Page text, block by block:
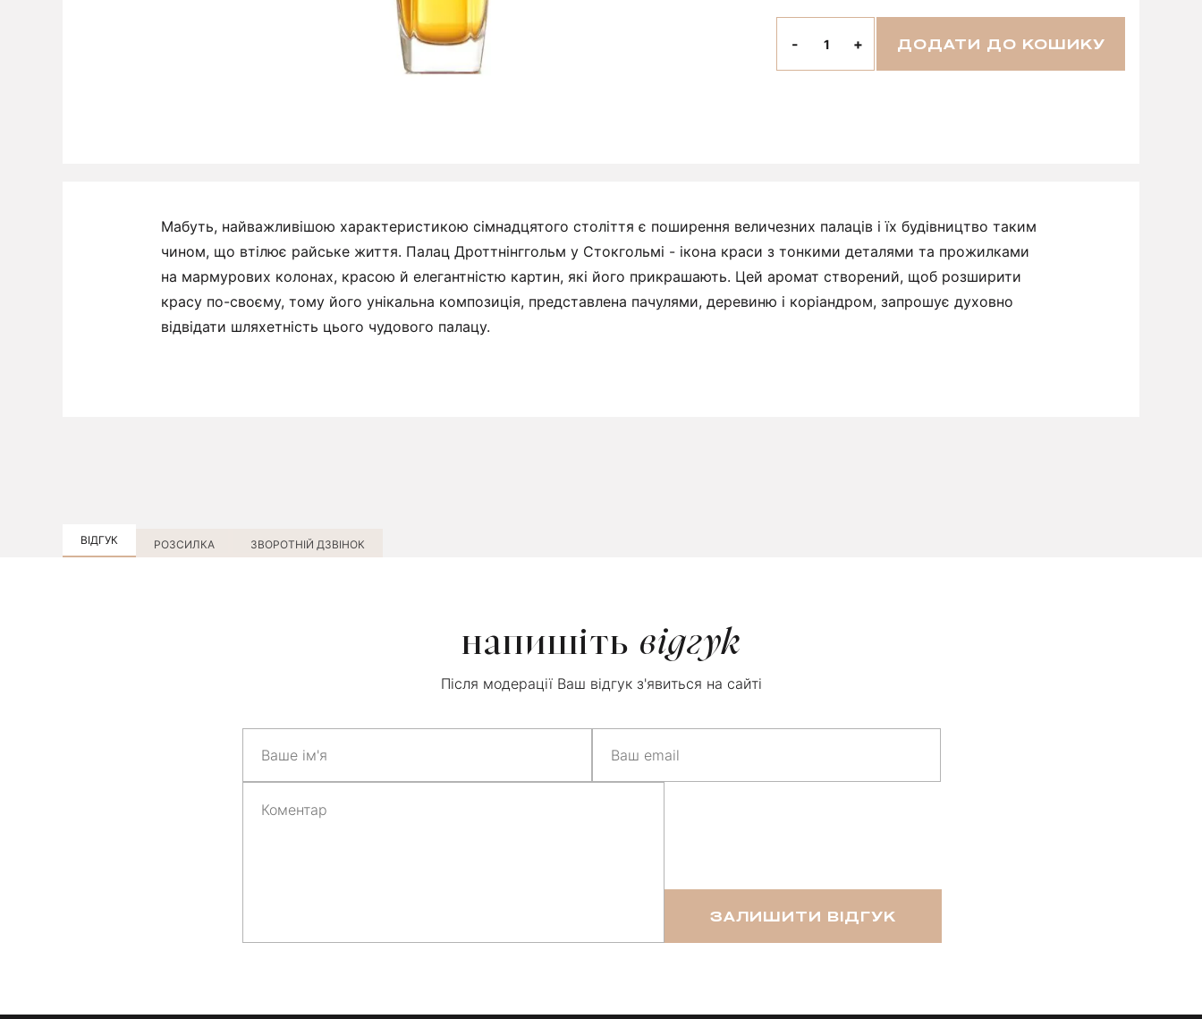
- + ДОДАТИ ДО КОШИКУ
Мабуть, найважливішою характеристикою сімнадцятого століття є поширення величезних палаців і їх будівництво таким
чином, що втілює райське життя. Палац Дроттнінггольм у Стокгольмі - ікона краси з тонкими деталями та прожилками
на мармурових колонах, красою й елегантністю картин, які його прикрашають. Цей аромат створений, щоб розширити
красу по-своєму, тому його унікальна композиція, представлена пачулями, деревиню і коріандром, запрошує духовно
відвідати шляхетність цього чудового палацу.
ВІДГУК РОЗСИЛКА ЗВОРОТНІЙ ДЗВІНОК
напишіть відгук
Після модерації Ваш відгук з'явиться на сайті
ЗАЛИШИТИ ВІДГУК